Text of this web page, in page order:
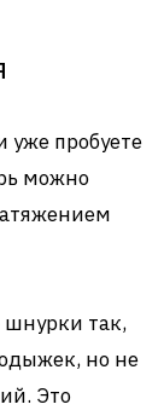
пробуете
можно
шнурки так,
но не
Это